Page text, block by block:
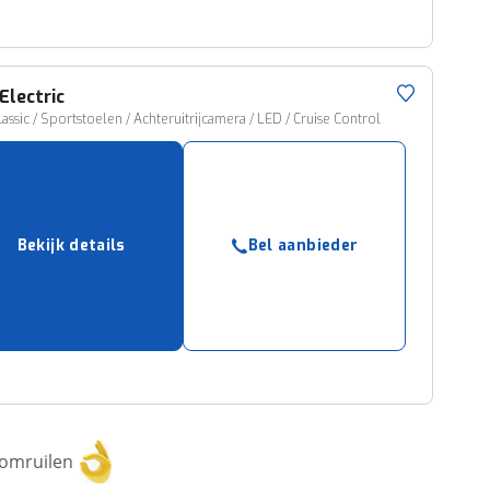
Electric
/ Sportstoelen / Achteruitrijcamera / LED / Cruise Control
Bekijk details Bel aanbieder